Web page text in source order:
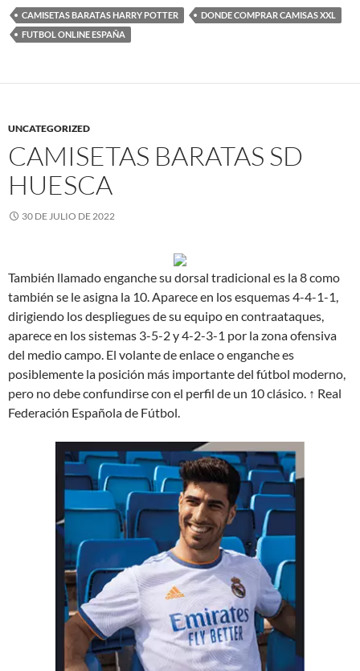
CAMISETAS BARATAS HARRY POTTER
DONDE COMPRAR CAMISAS XXL
FUTBOL ONLINE ESPAÑA
UNCATEGORIZED
CAMISETAS BARATAS SD
HUESCA
30 DE JULIO DE 2022
También llamado enganche su dorsal tradicional es la 8 como
también se le asigna la 10. Aparece en los esquemas 4-4-1-1,
dirigiendo los despliegues de su equipo en contraataques,
aparece en los sistemas 3-5-2 y 4-2-3-1 por la zona ofensiva
del medio campo. El volante de enlace o enganche es
posiblemente la posición más importante del fútbol moderno,
pero no debe confundirse con el perfil de un 10 clásico. ↑ Real
Federación Española de Fútbol.